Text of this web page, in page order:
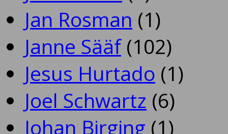
Jan Rosman (1)
Janne Sääf(102)
Jesus Hurtado (1)
Joel Schwartz (6)
Johan Birging (1)